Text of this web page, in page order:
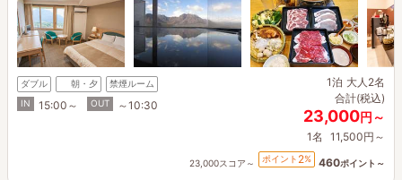
ダブル 朝・夕
禁煙ルーム
IN
15:00～ OUT ～10:30
1泊 大人2名
合計(税込)
23,000円～
1名 11,500円～
23,000スコア～ ポイント 2% 460ポイント～